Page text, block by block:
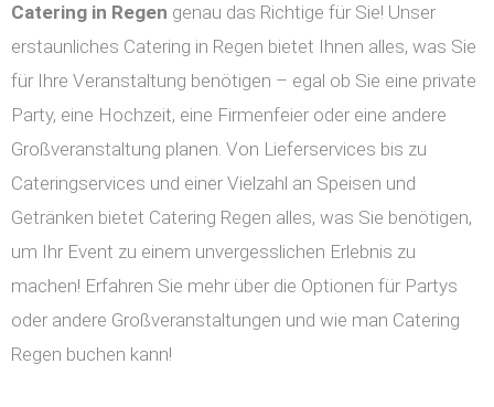
Catering in Regen genau das Richtige für Sie! Unser
erstaunliches Catering in Regen bietet Ihnen alles, was Sie
für Ihre Veranstaltung benötigen – egal ob Sie eine private
Party, eine Hochzeit, eine Firmenfeier oder eine andere
Großveranstaltung planen. Von Lieferservices bis zu
Cateringservices und einer Vielzahl an Speisen und
Getränken bietet Catering Regen alles, was Sie benötigen,
um Ihr Event zu einem unvergesslichen Erlebnis zu
machen! Erfahren Sie mehr über die Optionen für Partys
oder andere Großveranstaltungen und wie man Catering
Regen buchen kann!